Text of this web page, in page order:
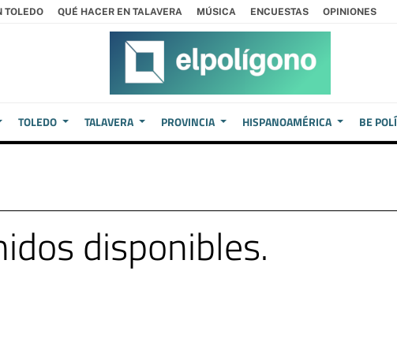
TOLEDO QUÉ HACER EN TALAVERA MÚSICA ENCUESTAS OPINIONES
TOLEDO TALAVERA PROVINCIA HISPANOAMÉRICA BE
disponibles.